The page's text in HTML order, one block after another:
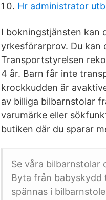
Hr administrator
I bokningstjänsten kan
yrkesförarprov. Du
Transportstyrelsen
4 år. Barn får inte
krockkudden är
av billiga bilbarnstolar
varumärke eller
butiken där du sparar
Se våra bilbarnstolar
Byta från babyskydd
spännas i